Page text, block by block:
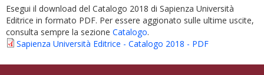
Esegui il download del Catalogo 2018 di Sapienza Università
Editrice in formato PDF. Per essere aggionato sulle ultime uscite,
consulta sempre la sezione Catalogo.
Sapienza Università Editrice - Catalogo 2018 - PDF